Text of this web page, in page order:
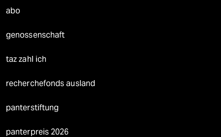
abo
genossenschaft
taz zahl ich
recherchefonds ausland
panterstiftung
panterpreis 2026